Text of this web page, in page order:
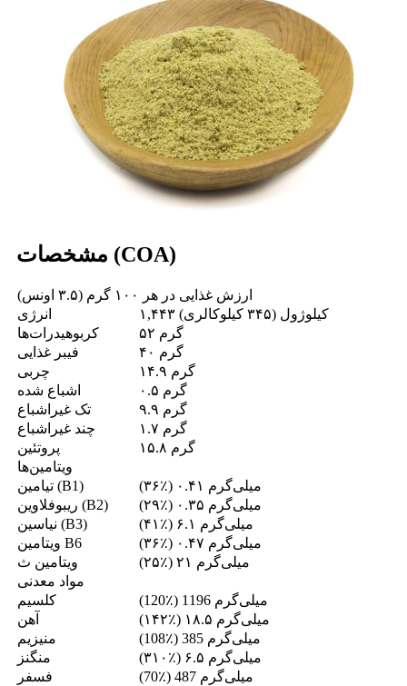
مشخصات (COA)
ارزش غذایی در هر ۱۰۰ گرم (۳.۵ اونس)
انرژی
۱,۴۴۳ کیلوژول (۳۴۵ کیلوکالری)
کربوهیدرات‌ها
۵۲ گرم
فیبر غذایی
۴۰ گرم
چربی
۱۴.۹ گرم
اشباع شده
۰.۵ گرم
تک غیراشباع
۹.۹ گرم
چند غیراشباع
۱.۷ گرم
پروتئین
۱۵.۸ گرم
ویتامین‌ها
تیامین (B1)
(۳۶٪) ۰.۴۱ میلی‌گرم
ریبوفلاوین (B2)
(۲۹٪) ۰.۳۵ میلی‌گرم
نیاسین (B3)
(۴۱٪) ۶.۱ میلی‌گرم
ویتامین B6
(۳۶٪) ۰.۴۷ میلی‌گرم
ویتامین ث
(۲۵٪) ۲۱ میلی‌گرم
مواد معدنی
کلسیم
(120٪) 1196 میلی‌گرم
آهن
(۱۴۲٪) ۱۸.۵ میلی‌گرم
منیزیم
(108٪) 385 میلی‌گرم
منگنز
(۳۱۰٪) ۶.۵ میلی‌گرم
فسفر
(70٪) 487 میلی‌گرم